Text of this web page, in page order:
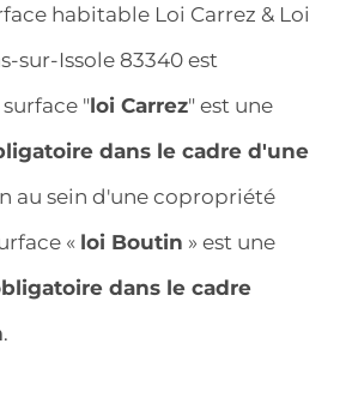
habitable Loi Carrez & Loi
sur-Issole 83340 est
"loi Carrez" est une
dans le cadre d'une
au sein d'une copropriété
« loi Boutin » est une
dans le cadre
.